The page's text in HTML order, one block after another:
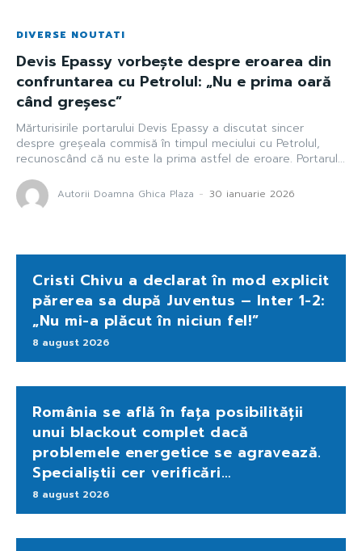
DIVERSE NOUTATI
Devis Epassy vorbește despre eroarea din
confruntarea cu Petrolul: „Nu e prima oară
când greșesc”
Mărturisirile portarului Devis Epassy a discutat sincer
despre greșeala commisă în timpul meciului cu Petrolul,
recunoscând că nu este la prima astfel de eroare. Portarul...
Autorii Doamna Ghica Plaza - 30 ianuarie 2026
Cristi Chivu a declarat în mod explicit
părerea sa după Juventus – Inter 1-2:
„Nu mi-a plăcut în niciun fel!”
8 august 2026
România se află în fața posibilității
unui blackout complet dacă
problemele energetice se agravează.
Specialiștii cer verificări…
8 august 2026